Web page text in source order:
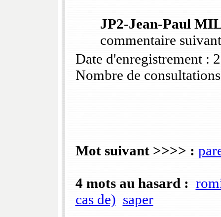
JP2-Jean-Paul
commentaire
Date d'enregistrement :
Nombre de
Mot suivant >>>> :
4 mots au hasard :
cas de) saper